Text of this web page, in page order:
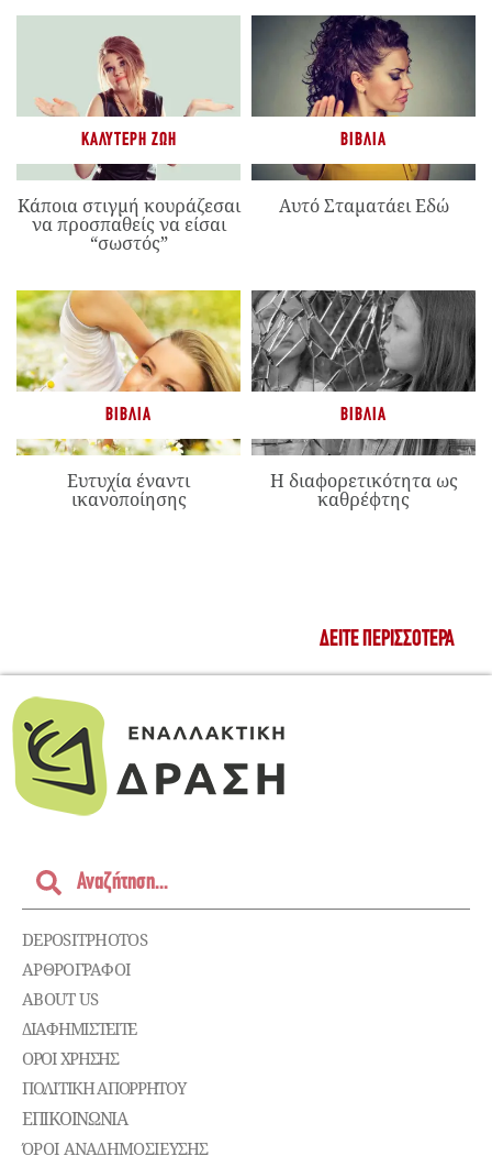
ΚΑΛΎΤΕΡΗ ΖΩΉ
Κάποια στιγμή κουράζεσαι
να προσπαθείς να είσαι
“σωστός”
ΒΙΒΛΊΑ
Αυτό Σταματάει Εδώ
ΒΙΒΛΊΑ
Ευτυχία έναντι
ικανοποίησης
ΒΙΒΛΊΑ
Η διαφορετικότητα ως
καθρέφτης
ΔΕΊΤΕ ΠΕΡΙΣΣΌΤΕΡΑ
DEPOSITPHOTOS
ΑΡΘΡΟΓΡΑΦΟΙ
ABOUT US
ΔΙΑΦΗΜΙΣΤΕΊΤΕ
ΌΡΟΙ ΧΡΉΣΗΣ
ΠΟΛΙΤΙΚΉ ΑΠΟΡΡΉΤΟΥ
ΕΠΙΚΟΙΝΩΝΊΑ
ΌΡΟΙ ΑΝΑΔΗΜΟΣΙΕΥΣΗΣ